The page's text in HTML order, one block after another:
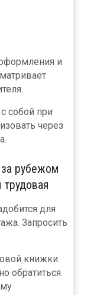
и
собой при
через
рубежом
трудовая
для
Запросить
книжки
обратиться